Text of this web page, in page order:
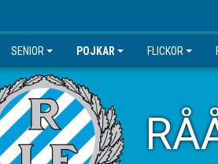
SENIOR POJKAR FLICKOR